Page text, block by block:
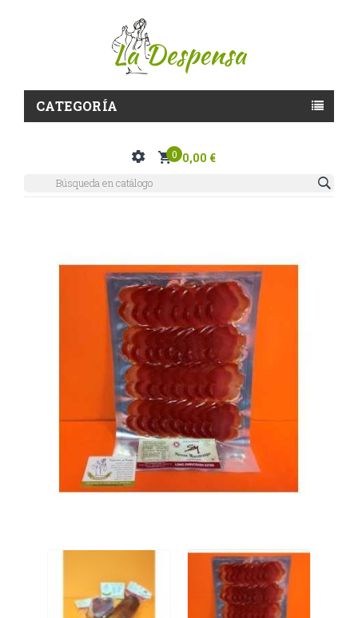
CATEGORÍA
0 0,00 €